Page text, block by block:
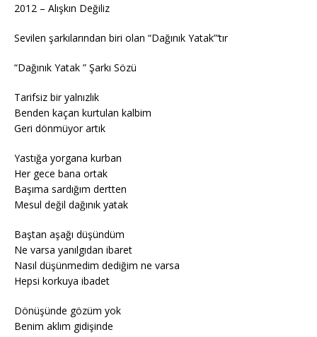
2012 – Alışkın Değiliz
Sevilen şarkılarından biri olan “Dağınık Yatak”‘tır
“Dağınık Yatak ” Şarkı Sözü
Tarifsiz bir yalnızlık
Benden kaçan kurtulan kalbim
Geri dönmüyor artık
Yastığa yorgana kurban
Her gece bana ortak
Başıma sardığım dertten
Mesul değil dağınık yatak
Baştan aşağı düşündüm
Ne varsa yanılgıdan ibaret
Nasıl düşünmedim dediğim ne varsa
Hepsi korkuya ibadet
Dönüşünde gözüm yok
Benim aklım gidişinde